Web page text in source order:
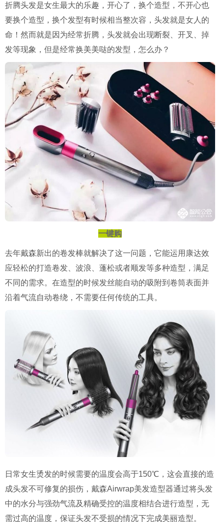
折腾头发是女生最大的乐趣，开心了，换个造型，不开心也
要换个造型，换个发型有时候相当整次容，头发就是女人的
命！然而就是因为经常折腾，头发就会出现断裂、开叉、掉
发等现象，但是经常换美美哒的发型，怎么办？
一键购
去年戴森新出的卷发棒就解决了这一问题，它能运用康达效
应轻松的打造卷发、波浪、蓬松或者顺发等多种造型，满足
不同的需求。在造型的时候发丝能自动的吸附到卷筒表面并
沿着气流自动卷绕，不需要任何传统的工具。
日常女生烫发的时候需要的温度会高于150℃，这会直接的造
成头发不可修复的损伤，戴森Airwrap美发造型器通过将头发
中的水分与强劲气流及精确受控的温度相结合进行造型，无
需过高的温度，保证头发不受损的情况下完成美丽造型。